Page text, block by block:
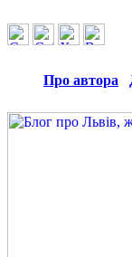
Про автора